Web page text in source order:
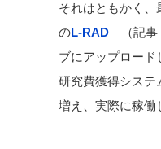
それはともかく、
のL-RAD （記事
ブにアップロー
研究費獲得システ
増え、実際に稼働